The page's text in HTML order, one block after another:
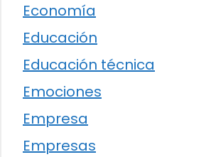
Economía
Educación
Educación técnica
Emociones
Empresa
Empresas